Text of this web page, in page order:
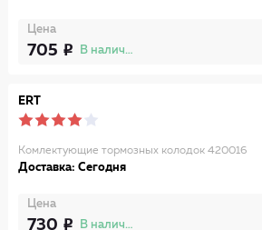
Цена
705 В наличии
ERT
Комлектующие тормозных колодок 420016
Доставка: Сегодня
Цена
730 В наличии